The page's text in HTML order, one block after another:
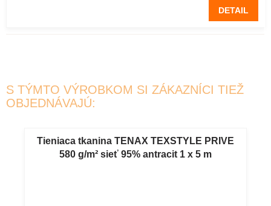
DETAIL
S TÝMTO VÝROBKOM SI ZÁKAZNÍCI TIEŽ
OBJEDNÁVAJÚ:
Tieniaca tkanina TENAX TEXSTYLE PRIVE
580 g/m² sieť 95% antracit 1 x 5 m